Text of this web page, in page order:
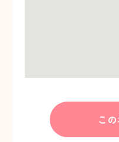
こ